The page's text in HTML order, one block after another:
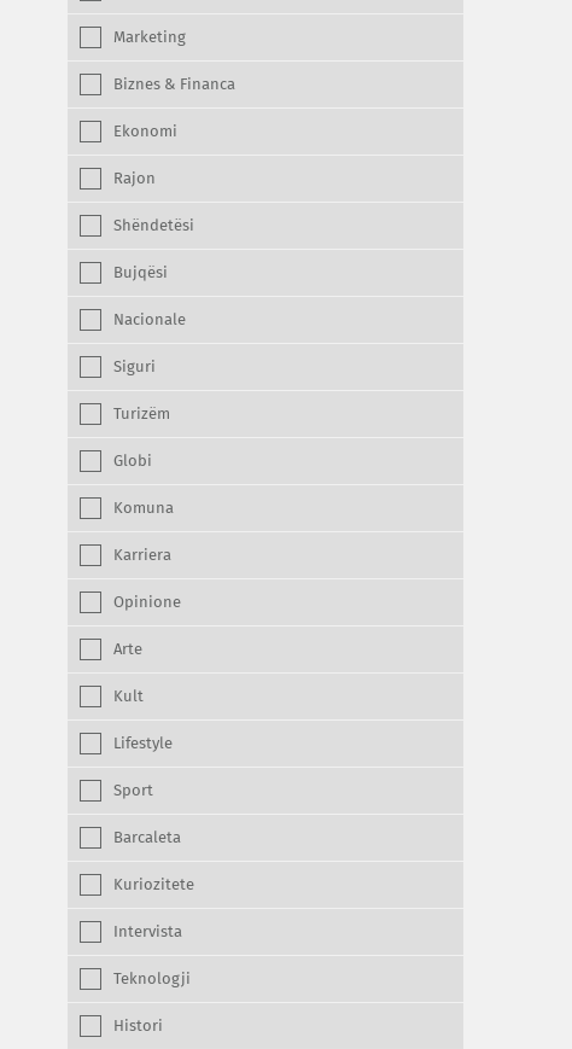
Marketing
Biznes & Financa
Ekonomi
Rajon
Shëndetësi
Bujqësi
Nacionale
Siguri
Turizëm
Globi
Komuna
Karriera
Opinione
Arte
Kult
Lifestyle
Sport
Barcaleta
Kuriozitete
Intervista
Teknologji
Histori